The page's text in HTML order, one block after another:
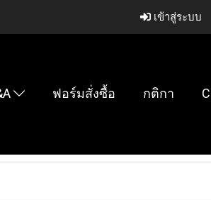
เข้าสู่ระบบ
ฟอร์มสั่งซื้อ กติกา